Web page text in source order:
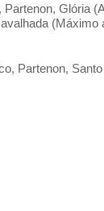
Partenon, Glória
(Máximo
Partenon,